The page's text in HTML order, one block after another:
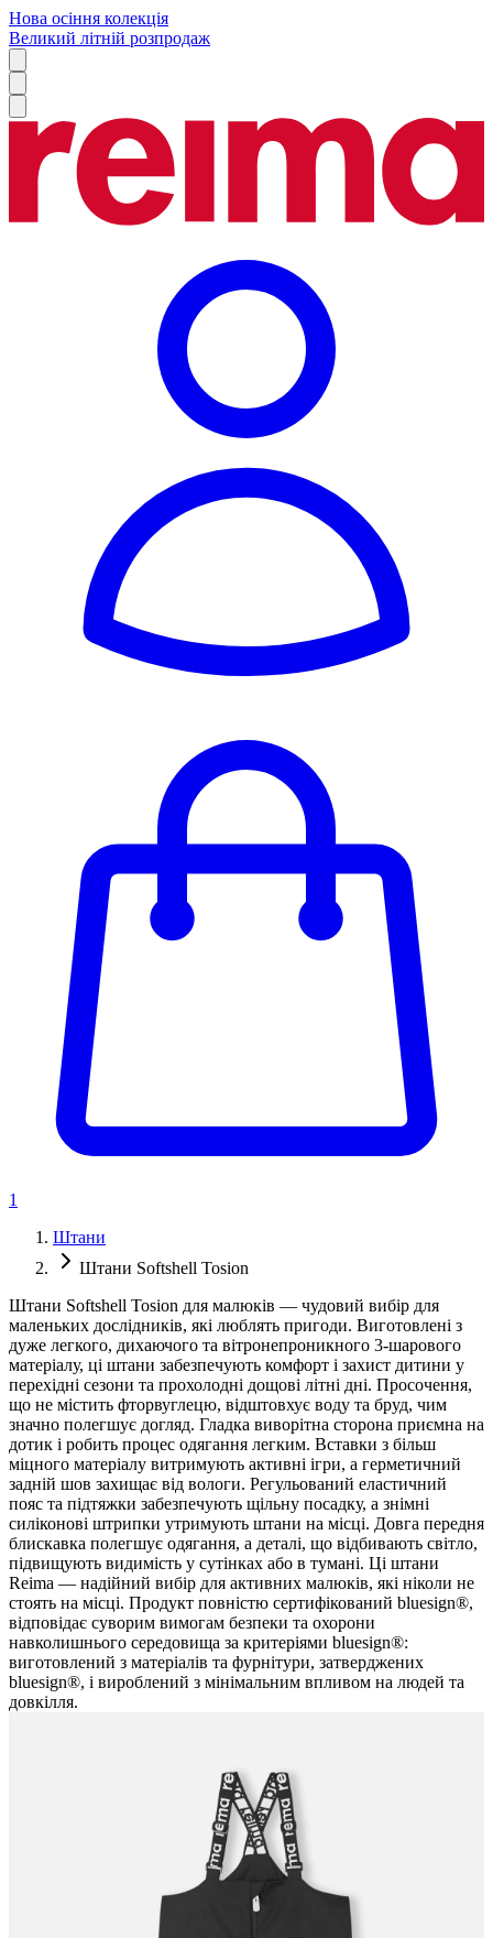
Нова осіння колекція
Великий літній розпродаж
1
Штани
Штани Softshell Tosion
Штани Softshell Tosion для малюків — чудовий вибір для
маленьких дослідників, які люблять пригоди. Виготовлені з
дуже легкого, дихаючого та вітронепроникного 3-шарового
матеріалу, ці штани забезпечують комфорт і захист дитини у
перехідні сезони та прохолодні дощові літні дні. Просочення,
що не містить фторвуглецю, відштовхує воду та бруд, чим
значно полегшує догляд. Гладка виворітна сторона приємна на
дотик і робить процес одягання легким. Вставки з більш
міцного матеріалу витримують активні ігри, а герметичний
задній шов захищає від вологи. Регульований еластичний
пояс та підтяжки забезпечують щільну посадку, а знімні
силіконові штрипки утримують штани на місці. Довга передня
блискавка полегшує одягання, а деталі, що відбивають світло,
підвищують видимість у сутінках або в тумані. Ці штани
Reima — надійний вибір для активних малюків, які ніколи не
стоять на місці. Продукт повністю сертифікований bluesign®,
відповідає суворим вимогам безпеки та охорони
навколишнього середовища за критеріями bluesign®:
виготовлений з матеріалів та фурнітури, затверджених
bluesign®, і вироблений з мінімальним впливом на людей та
довкілля.